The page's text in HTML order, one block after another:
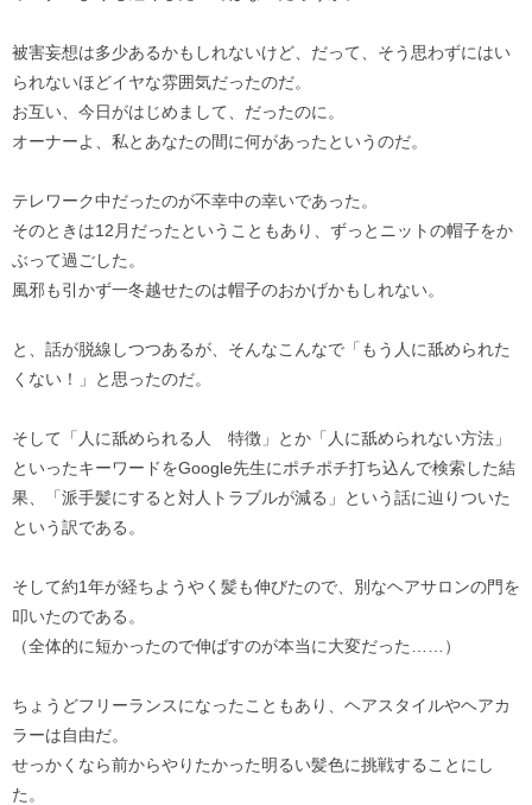
被害妄想は多少あるかもしれないけど、だって、そう思わずにはい
られないほどイヤな雰囲気だったのだ。
お互い、今日がはじめまして、だったのに。
オーナーよ、私とあなたの間に何があったというのだ。
テレワーク中だったのが不幸中の幸いであった。
そのときは12月だったということもあり、ずっとニットの帽子をか
ぶって過ごした。
風邪も引かず一冬越せたのは帽子のおかげかもしれない。
と、話が脱線しつつあるが、そんなこんなで「もう人に舐められた
くない！」と思ったのだ。
そして「人に舐められる人 特徴」とか「人に舐められない方法」
といったキーワードをGoogle先生にポチポチ打ち込んで検索した結
果、「派手髪にすると対人トラブルが減る」という話に辿りついた
という訳である。
そして約1年が経ちようやく髪も伸びたので、別なヘアサロンの門を
叩いたのである。
（全体的に短かったので伸ばすのが本当に大変だった……）
ちょうどフリーランスになったこともあり、ヘアスタイルやヘアカ
ラーは自由だ。
せっかくなら前からやりたかった明るい髪色に挑戦することにし
た。